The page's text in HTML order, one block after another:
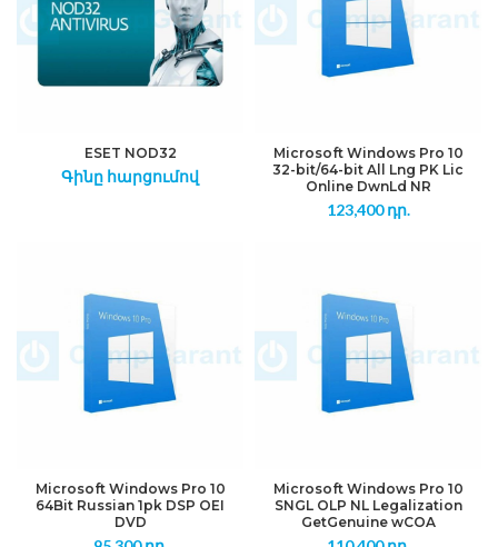
ESET NOD32
Գինը հարցումով
Microsoft Windows Pro 10
32-bit/64-bit All Lng PK Lic
Online DwnLd NR
123,400դր.
Microsoft Windows Pro 10
64Bit Russian 1pk DSP OEI
DVD
Microsoft Windows Pro 10
SNGL OLP NL Legalization
GetGenuine wCOA